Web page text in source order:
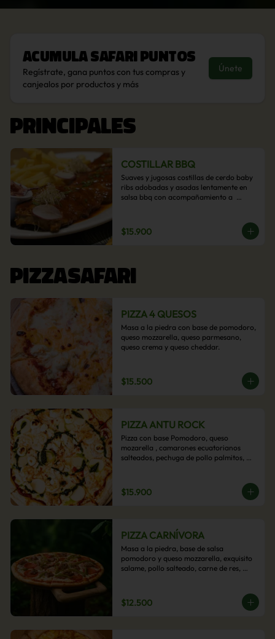
AcumulaSafari Puntos
Regístrate, gana puntos con tus compras y
canjealos por productos y más
Únete
PRINCIPALES
COSTILLAR BBQ
Suaves y jugosas costillas de cerdo baby
ribs adobadas y asadas lentamente en
salsa bbq con acompañamiento a
salteadas, Papas parmentier, Papas
fritas, Arroz blanco.
$15.900
PIZZASAFARI
PIZZA 4 QUESOS
Masa a la piedra con base de pomodoro,
queso mozzarella, queso parmesano,
queso crema y queso cheddar.
$15.500
PIZZA ANTU ROCK
Pizza con base Pomodoro, queso
mozarella , camarones ecuatorianos
salteados, pechuga de pollo palmitos,
$15.900
PIZZA CARNÍVORA
Masa a la piedra, base de salsa
pomodoro y queso mozzarella, exquisito
salame, pollo salteado, carne de res,
$12.500